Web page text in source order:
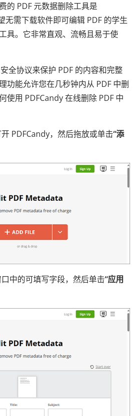
的 PDF 元数据删除工具是
无需下载软件即可编辑 PDF 的学生
具。它非常直观、流畅且易于使
全协议来保护 PDF 的内容和完整
功能允许您在几秒钟内从 PDF 中删
使用 PDFCandy 在线删除 PDF 中
PDFCandy，然后拖放或单击“添
中的可填写字段，然后单击“应用